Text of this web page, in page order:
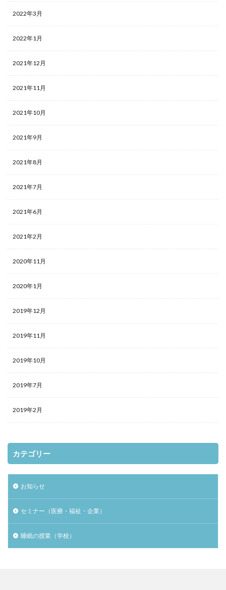
2022年3月
2022年1月
2021年12月
2021年11月
2021年10月
2021年9月
2021年8月
2021年7月
2021年6月
2021年2月
2020年11月
2020年1月
2019年12月
2019年11月
2019年10月
2019年7月
2019年2月
カテゴリー
お知らせ
セミナー（医療・福祉・企業）
睡眠の授業（学校）